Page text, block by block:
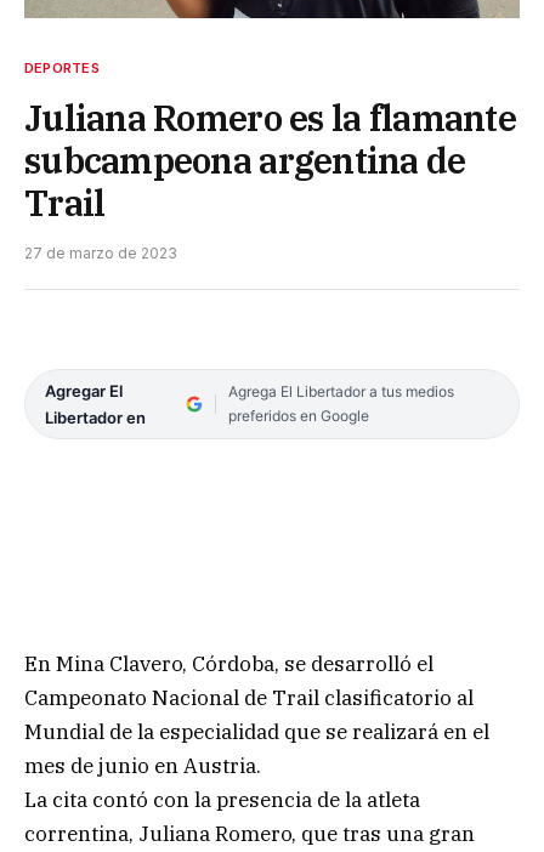
DEPORTES
Juliana Romero es la flamante
subcampeona argentina de
Trail
27 de marzo de 2023
Agregar El
Libertador en
Agrega El Libertador a tus medios
preferidos en Google
En Mina Clavero, Córdoba, se desarrolló el
Campeonato Nacional de Trail clasificatorio al
Mundial de la especialidad que se realizará en el
mes de junio en Austria.
La cita contó con la presencia de la atleta
correntina, Juliana Romero, que tras una gran